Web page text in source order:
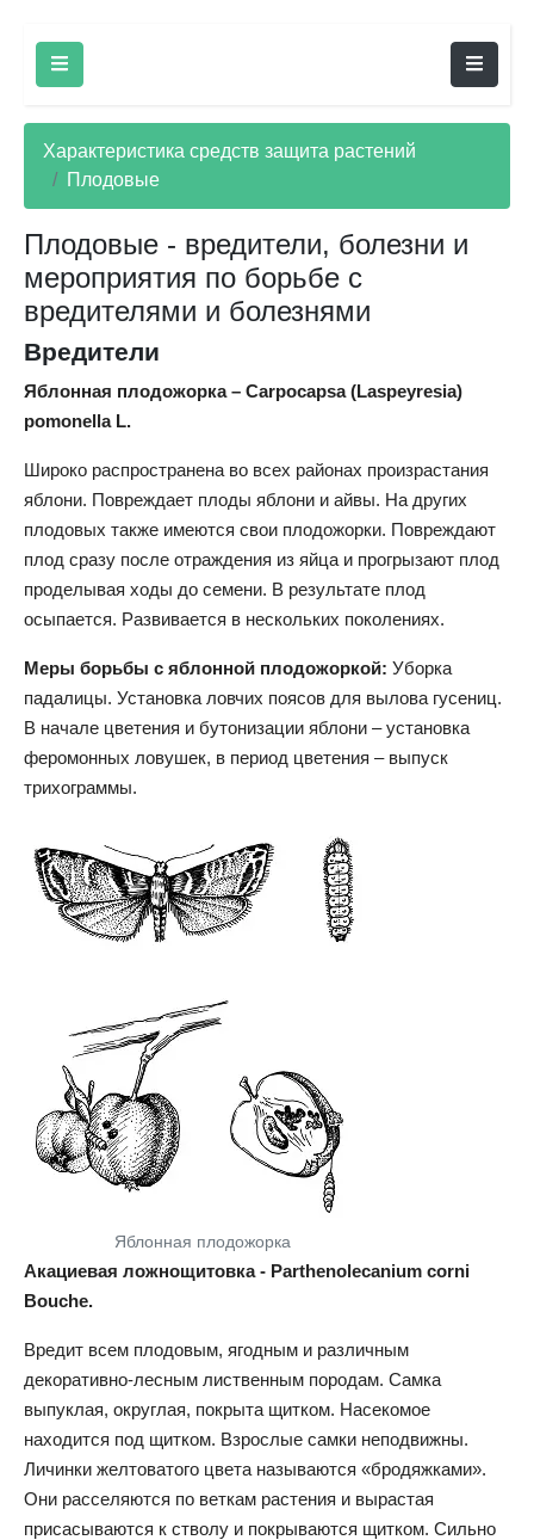
Характеристика средств защита растений
Плодовые
Плодовые - вредители, болезни и
мероприятия по борьбе с
вредителями и болезнями
Вредители
Яблонная плодожорка – Carpocapsa (Laspeyresia)
pomonella L.
Широко распространена во всех районах произрастания
яблони. Повреждает плоды яблони и айвы. На других
плодовых также имеются свои плодожорки. Повреждают
плод сразу после отраждения из яйца и прогрызают плод
проделывая ходы до семени. В результате плод
осыпается. Развивается в нескольких поколениях.
Меры борьбы с яблонной плодожоркой: Уборка
падалицы. Установка ловчих поясов для вылова гусениц.
В начале цветения и бутонизации яблони – установка
феромонных ловушек, в период цветения – выпуск
трихограммы.
Яблонная плодожорка
Акациевая ложнощитовка - Parthenolecanium corni
Bouche.
Вредит всем плодовым, ягодным и различным
декоративно-лесным лиственным породам. Самка
выпуклая, округлая, покрыта щитком. Насекомое
находится под щитком. Взрослые самки неподвижны.
Личинки желтоватого цвета называются «бродяжками».
Они расселяются по веткам растения и вырастая
присасываются к стволу и покрываются щитком. Сильно